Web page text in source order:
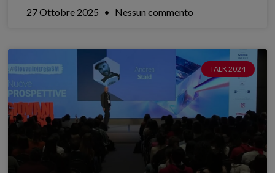
27 Ottobre 2025 Nessun commento
TALK 2024